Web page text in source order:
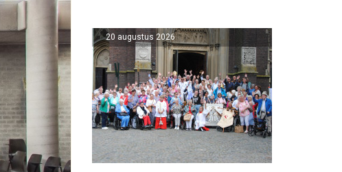
20 augustus 2026